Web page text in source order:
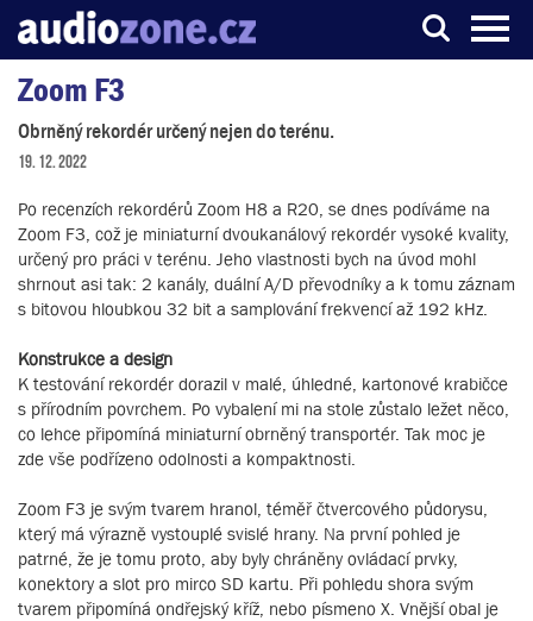
Server o digitálním zpracování zvuku
Zoom F3
Obrněný rekordér určený nejen do terénu.
19. 12. 2022
Po recenzích rekordérů Zoom H8 a R20, se dnes podíváme na
Zoom F3, což je miniaturní dvoukanálový rekordér vysoké kvality,
určený pro práci v terénu. Jeho vlastnosti bych na úvod mohl
shrnout asi tak: 2 kanály, duální A/D převodníky a k tomu záznam
s bitovou hloubkou 32 bit a samplování frekvencí až 192 kHz.
Konstrukce a design
K testování rekordér dorazil v malé, úhledné, kartonové krabičce
s přírodním povrchem. Po vybalení mi na stole zůstalo ležet něco,
co lehce připomíná miniaturní obrněný transportér. Tak moc je
zde vše podřízeno odolnosti a kompaktnosti.
Zoom F3 je svým tvarem hranol, téměř čtvercového půdorysu,
který má výrazně vystouplé svislé hrany. Na první pohled je
patrné, že je tomu proto, aby byly chráněny ovládací prvky,
konektory a slot pro mirco SD kartu. Při pohledu shora svým
tvarem připomíná ondřejský kříž, nebo písmeno X. Vnější obal je